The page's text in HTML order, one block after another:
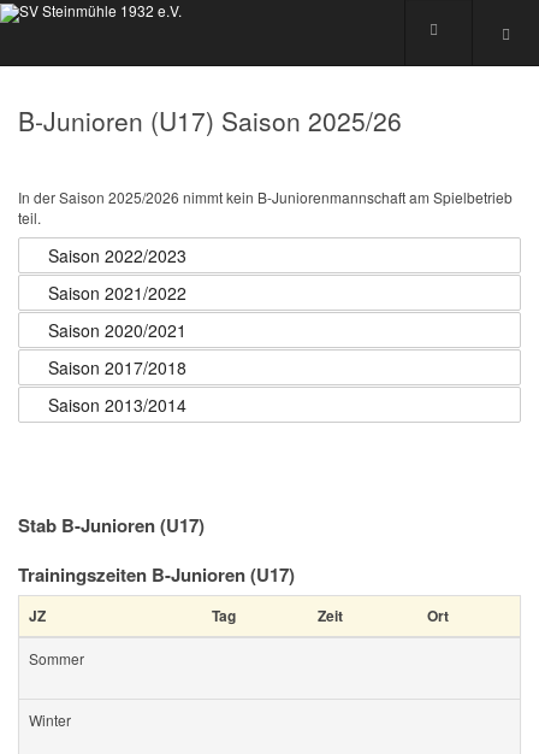
B-Junioren (U17) Saison 2025/26
In der Saison 2025/2026 nimmt kein B-Juniorenmannschaft am Spielbetrieb
teil.
Saison 2022/2023
Saison 2021/2022
Saison 2020/2021
Saison 2017/2018
Saison 2013/2014
Stab B-Junioren (U17)
Trainingszeiten B-Junioren (U17)
JZ Tag Zeit Ort
Sommer
Winter